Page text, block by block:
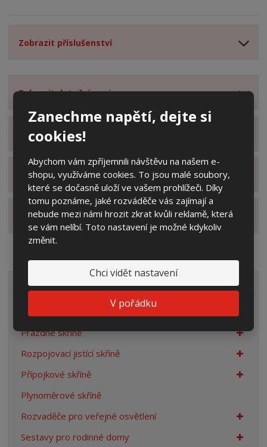
Zanechme napětí, dejte si
cookies!
Abychom vám zpříjemnili návštěvu na našem e-
shopu, využíváme cookies. To jsou malé soubory,
které se dočasně uloží ve vašem prohlížeči. Díky
tomu poznáme, jaké rozváděče vás zajímají a
nebude mezi námi hrozit zkrat kvůli reklamě, která
se vám nelíbí. Toto nastavení je možné kdykoliv
změnit.
Chci vidět nastavení
V pořádku
Zobrazit příslušenství
Zobrazit detailní popis
Zobrazit specifikační body
Zobrazit technické parametry
Zobrazit hodnocení produktu
VŠECHNY KATEGORIE
Elektroměrové rozvaděče
Prázdné skříně
Rozpojovací jistící skříně
Přípojkové skříně
Plynoměrové skříně
Rozvaděče pro veřejné osvětlení
Sestavy pro rodinné domy